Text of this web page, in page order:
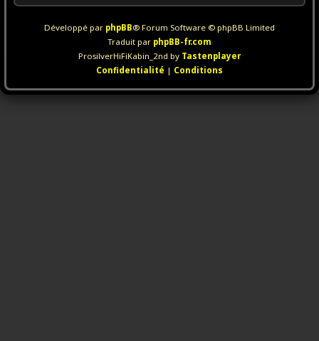
Développé par phpBB® Forum Software © phpBB Limited
Traduit par phpBB-fr.com
ProsilverHiFiKabin_2nd by Tastenplayer
Confidentialité | Conditions